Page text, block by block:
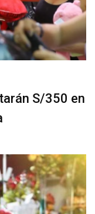
S/350 en